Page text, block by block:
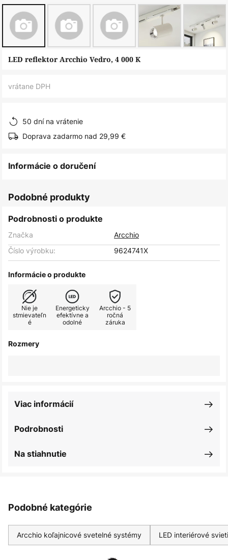
Preskočiť
LED reflektor Arcchio Vedro, 4 000 K
vrátane DPH
50 dní na vrátenie
Doprava zadarmo nad 29,99 €
Informácie o doručení
Podobné produkty
Podrobnosti o produkte
Značka
Arcchio
Číslo výrobku:
9624741X
Informácie o produkte
Nie je
stmievateľn
é
Energeticky
efektívne a
odolné
Arcchio - 5
ročná
záruka
Rozmery
Podrobnosti
Viac informácií
Na stiahnutie
Podobné kategórie
Arcchio koľajnicové svetelné systémy LED interiérové